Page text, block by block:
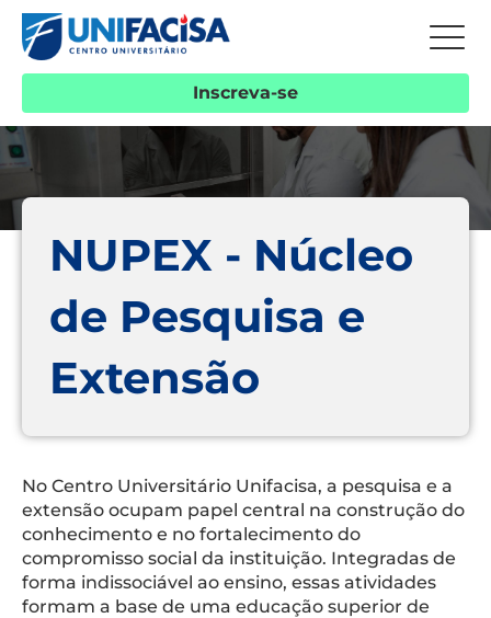
Inscreva-se
NUPEX - Núcleo
de Pesquisa e
Extensão
No Centro Universitário Unifacisa, a pesquisa e a
extensão ocupam papel central na construção do
conhecimento e no fortalecimento do
compromisso social da instituição. Integradas de
forma indissociável ao ensino, essas atividades
formam a base de uma educação superior de